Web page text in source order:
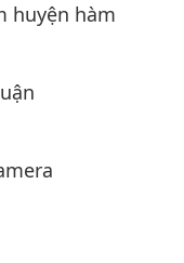
huyện hàm